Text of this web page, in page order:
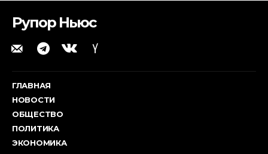
Рупор Ньюс
ГЛАВНАЯ
НОВОСТИ
ОБЩЕСТВО
ПОЛИТИКА
ЭКОНОМИКА